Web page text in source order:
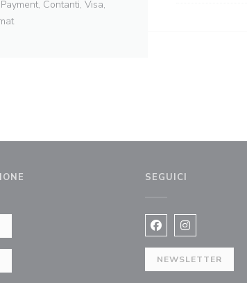
Contanti, Visa,
SEGUICI
Facebook ((apre
Instagram
NEWSLETTER